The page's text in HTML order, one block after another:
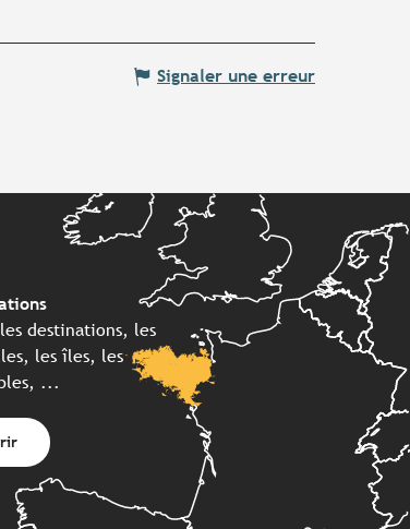
Signaler une erreur
destinations, les
les îles, les
...